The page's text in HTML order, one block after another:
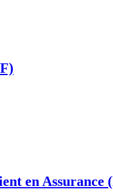
en Assurance